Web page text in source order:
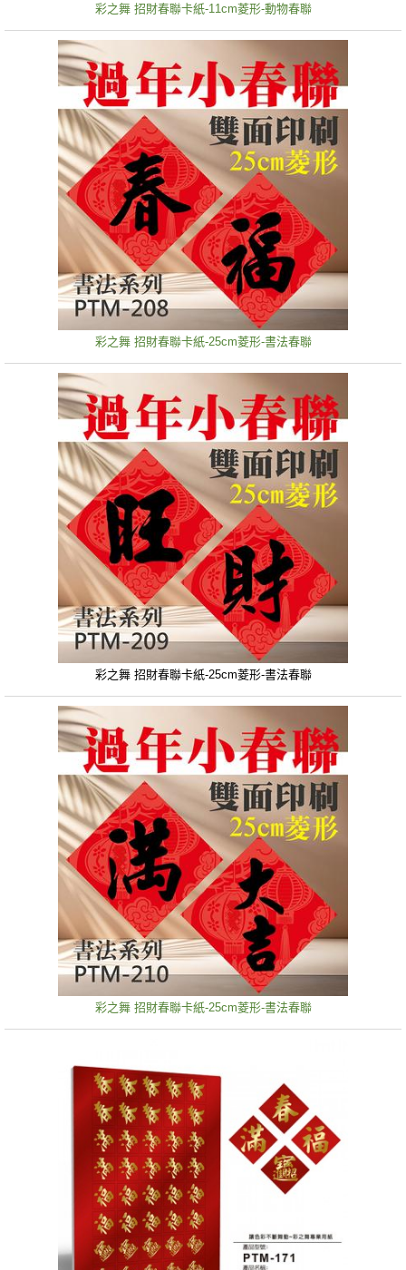
彩之舞 招財春聯卡紙-11cm菱形-動物春聯
彩之舞 招財春聯卡紙-25cm菱形-書法春聯
彩之舞 招財春聯卡紙-25cm菱形-書法春聯
彩之舞 招財春聯卡紙-25cm菱形-書法春聯